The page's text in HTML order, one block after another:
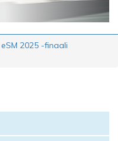
2025 -finaali